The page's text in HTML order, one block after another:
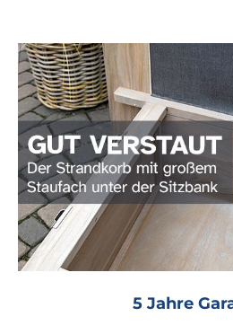
5 Jahre